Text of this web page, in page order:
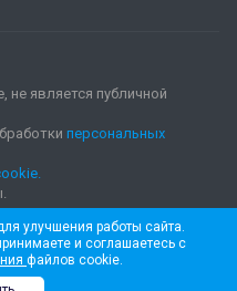
не является публичной
персональных
улучшения работы сайта.
и соглашаетесь с
файлов cookie.